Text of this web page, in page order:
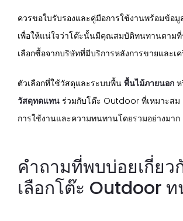
ควรขอใบรับรองและคู่มือการใช้งานพร้อมข้อ
เพื่อให้แน่ใจว่าโต๊ะนั้นมีคุณสมบัติทนทานตามที่
เลือกซื้อจากบริษัทที่มีบริการหลังการขายและเ
ตัวเลือกที่ใช้วัสดุและระบบพื้น พื้นไม้ภายนอก
วัสดุทดแทน ร่วมกับโต๊ะ Outdoor ที่เหมาะสม
การใช้งานและความทนทานโดยรวมอย่างมาก
คำถามที่พบบ่อยเกี่ยว
เลือกโต๊ะ Outdoor